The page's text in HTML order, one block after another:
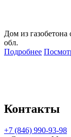
Дом из
обл.
Подробнее
Контакты
+7 (846) 990-93-98